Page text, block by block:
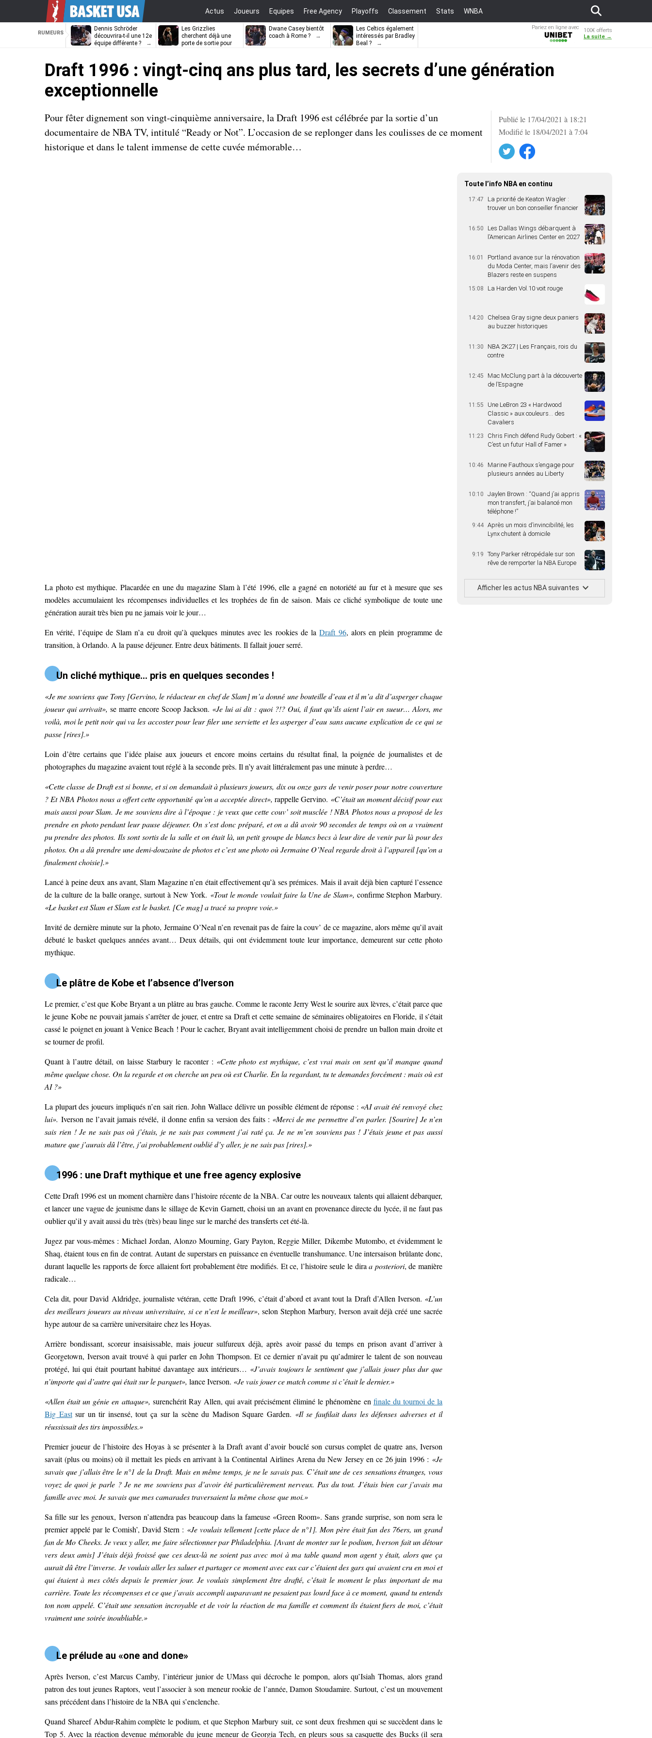
Actus Joueurs Equipes Free Agency Playoffs Classement Stats WNBA
RUMEURS
Dennis Schröder
découvrira-t-il une 12e
équipe différente ?
Les Grizzlies
cherchent déjà une
porte de sortie pour
Dwane Casey bientôt
coach à Rome ?
Les Celtics également
intéressés par Bradley
Beal ?
Pariez en ligne avec
100€ offerts
La suite →
Draft 1996 : vingt-cinq ans plus tard, les secrets d’une génération
exceptionnelle
Publié le 17/04/2021 à 18:21
Modifié le 18/04/2021 à 7:04
Facebook
Pour fêter dignement son vingt-cinquième anniversaire, la Draft 1996 est célébrée par la sortie d’un
documentaire de NBA TV, intitulé “Ready or Not”. L’occasion de se replonger dans les coulisses de ce moment
historique et dans le talent immense de cette cuvée mémorable…
La photo est mythique. Placardée en une du magazine Slam à l’été 1996, elle a gagné en notoriété au fur et à mesure que ses
modèles accumulaient les récompenses individuelles et les trophées de fin de saison. Mais ce cliché symbolique de toute une
génération aurait très bien pu ne jamais voir le jour…
En vérité, l’équipe de Slam n’a eu droit qu’à quelques minutes avec les rookies de laDraft 96, alors en plein programme de
transition, à Orlando. A la pause déjeuner. Entre deux bâtiments. Il fallait jouer serré.
Un cliché mythique… pris en quelques secondes !
«Je me souviens que Tony [Gervino, le rédacteur en chef de Slam] m’a donné une bouteille d’eau et il m’a dit d’asperger chaque
joueur qui arrivait», se marre encore Scoop Jackson. «Je lui ai dit : quoi ?!? Oui, il faut qu’ils aient l’air en sueur… Alors, me
voilà, moi le petit noir qui va les accoster pour leur filer une serviette et les asperger d’eau sans aucune explication de ce qui se
passe [rires].»
Loin d’être certains que l’idée plaise aux joueurs et encore moins certains du résultat final, la poignée de journalistes et de
photographes du magazine avaient tout réglé à la seconde près. Il n’y avait littéralement pas une minute à perdre…
«Cette classe de Draft est si bonne, et si on demandait à plusieurs joueurs, dix ou onze gars de venir poser pour notre couverture
? Et NBA Photos nous a offert cette opportunité qu’on a acceptée direct», rappelle Gervino. «C’était un moment décisif pour eux
mais aussi pour Slam. Je me souviens dire à l’époque : je veux que cette couv’ soit musclée ! NBA Photos nous a proposé de les
prendre en photo pendant leur pause déjeuner. On s’est donc préparé, et on a dû avoir 90 secondes de temps où on a vraiment
pu prendre des photos. Ils sont sortis de la salle et on était là, un petit groupe de blancs becs à leur dire de venir par là pour des
photos. On a dû prendre une demi-douzaine de photos et c’est une photo où Jermaine O’Neal regarde droit à l’appareil [qu’on a
finalement choisie].»
Lancé à peine deux ans avant, Slam Magazine n’en était effectivement qu’à ses prémices. Mais il avait déjà bien capturé l’essence
de la culture de la balle orange, surtout à New York. «Tout le monde voulait faire la Une de Slam», confirme Stephon Marbury.
«Le basket est Slam et Slam est le basket. [Ce mag] a tracé sa propre voie.»
Invité de dernière minute sur la photo, Jermaine O’Neal n’en revenait pas de faire la couv’ de ce magazine, alors même qu’il avait
débuté le basket quelques années avant… Deux détails, qui ont évidemment toute leur importance, demeurent sur cette photo
mythique.
Le plâtre de Kobe et l’absence d’Iverson
Le premier, c’est que Kobe Bryant a un plâtre au bras gauche. Comme le raconte Jerry West le sourire aux lèvres, c’était parce que
le jeune Kobe ne pouvait jamais s’arrêter de jouer, et entre sa Draft et cette semaine de séminaires obligatoires en Floride, il s’était
cassé le poignet en jouant à Venice Beach ! Pour le cacher, Bryant avait intelligemment choisi de prendre un ballon main droite et
se tourner de profil.
Quant à l’autre détail, on laisse Starbury le raconter : «Cette photo est mythique, c’est vrai mais on sent qu’il manque quand
même quelque chose. On la regarde et on cherche un peu où est Charlie. En la regardant, tu te demandes forcément : mais où est
AI ?»
La plupart des joueurs impliqués n’en sait rien. John Wallace délivre un possible élément de réponse : «AI avait été renvoyé chez
lui».Iverson ne l’avait jamais révélé, il donne enfin sa version des faits : «Merci de me permettre d’en parler. [Sourire] Je n’en
sais rien ! Je ne sais pas où j’étais, je ne sais pas comment j’ai raté ça. Je ne m’en souviens pas ! J’étais jeune et pas aussi
mature que j’aurais dû l’être, j’ai probablement oublié d’y aller, je ne sais pas [rires].»
1996 : une Draft mythique et une free agency explosive
Cette Draft 1996 est un moment charnière dans l’histoire récente de la NBA. Car outre les nouveaux talents qui allaient débarquer,
et lancer une vague de jeunisme dans le sillage de Kevin Garnett, choisi un an avant en provenance directe du lycée, il ne faut pas
oublier qu’il y avait aussi du très (très) beau linge sur le marché des transferts cet été-là.
Jugez par vous-mêmes : Michael Jordan, Alonzo Mourning, Gary Payton, Reggie Miller, Dikembe Mutombo, et évidemment le
Shaq, étaient tous en fin de contrat. Autant de superstars en puissance en éventuelle transhumance. Une intersaison brûlante donc,
durant laquelle les rapports de force allaient fort probablement être modifiés. Et ce, l’histoire seule le diraa posteriori, de manière
radicale…
Cela dit, pour David Aldridge, journaliste vétéran, cette Draft 1996, c’était d’abord et avant tout la Draft d’Allen Iverson. «L’un
des meilleurs joueurs au niveau universitaire, si ce n’est le meilleur», selon Stephon Marbury, Iverson avait déjà créé une sacrée
hype autour de sa carrière universitaire chez les Hoyas.
Arrière bondissant, scoreur insaisissable, mais joueur sulfureux déjà, après avoir passé du temps en prison avant d’arriver à
Georgetown, Iverson avait trouvé à qui parler en John Thompson. Et ce dernier n’avait pu qu’admirer le talent de son nouveau
protégé, lui qui était pourtant habitué davantage aux intérieurs… «J’avais toujours le sentiment que j’allais jouer plus dur que
n’importe qui d’autre qui était sur le parquet», lance Iverson. «Je vais jouer ce match comme si c’était le dernier.»
«Allen était un génie en attaque», surenchérit Ray Allen, qui avait précisément éliminé le phénomène en finale du tournoi de la
Big Eastsur un tir insensé, tout ça sur la scène du Madison Square Garden. «Il se faufilait dans les défenses adverses et il
réussissait des tirs impossibles.»
Premier joueur de l’histoire des Hoyas à se présenter à la Draft avant d’avoir bouclé son cursus complet de quatre ans, Iverson
savait (plus ou moins) où il mettait les pieds en arrivant à la Continental Airlines Arena du New Jersey en ce 26 juin 1996 : «Je
savais que j’allais être le n°1 de la Draft. Mais en même temps, je ne le savais pas. C’était une de ces sensations étranges, vous
voyez de quoi je parle ? Je ne me souviens pas d’avoir été particulièrement nerveux. Pas du tout. J’étais bien car j’avais ma
famille avec moi. Je savais que mes camarades traversaient la même chose que moi.»
Sa fille sur les genoux, Iverson n’attendra pas beaucoup dans la fameuse «Green Room». Sans grande surprise, son nom sera le
premier appelé par le Comish’, David Stern : «Je voulais tellement [cette place de n°1]. Mon père était fan des 76ers, un grand
fan de Mo Cheeks. Je veux y aller, me faire sélectionner par Philadelphia. [Avant de monter sur le podium, Iverson fait un détour
vers deux amis] J’étais déjà froissé que ces deux-là ne soient pas avec moi à ma table quand mon agent y était, alors que ça
aurait dû être l’inverse. Je voulais aller les saluer et partager ce moment avec eux car c’étaient des gars qui avaient cru en moi et
qui étaient à mes côtés depuis le premier jour. Je voulais simplement être drafté, c’était le moment le plus important de ma
carrière. Toute les récompenses et ce que j’avais accompli auparavant ne pesaient pas lourd face à ce moment, quand tu entends
ton nom appelé. C’était une sensation incroyable et de voir la réaction de ma famille et comment ils étaient fiers de moi, c’était
vraiment une soirée inoubliable.»
Le prélude au «one and done»
Après Iverson, c’est Marcus Camby, l’intérieur junior de UMass qui décroche le pompon, alors qu’Isiah Thomas, alors grand
patron des tout jeunes Raptors, veut l’associer à son meneur rookie de l’année, Damon Stoudamire. Surtout, c’est un mouvement
sans précédent dans l’histoire de la NBA qui s’enclenche.
Quand Shareef Abdur-Rahim complète le podium, et que Stephon Marbury suit, ce sont deux freshmen qui se succèdent dans le
Top 5. Avec la réaction devenue mémorable du jeune meneur de Georgia Tech, en pleurs sous sa casquette des Bucks (il sera
Toute l’info NBA en continu
17:47
La priorité de Keaton Wagler :
trouver un bon conseiller financier
16:50
Les Dallas Wings débarquent à
l’American Airlines Center en 2027
16:01
Portland avance sur la rénovation
du Moda Center, mais l’avenir des
Blazers reste en suspens
15:08 La Harden Vol.10 voit rouge
14:20
Chelsea Gray signe deux paniers
au buzzer historiques
11:30
NBA 2K27 | Les Français, rois du
contre
12:45
Mac McClung part à la découverte
de l’Espagne
11:55
Une LeBron 23 « Hardwood
Classic » aux couleurs… des
Cavaliers
11:23
Chris Finch défend Rudy Gobert : «
C’est un futur Hall of Famer »
10:46
Marine Fauthoux s’engage pour
plusieurs années au Liberty
10:10
Jaylen Brown : “Quand j’ai appris
mon transfert, j’ai balancé mon
téléphone !”
9:44 Après un mois d’invincibilité, les
Lynx chutent à domicile
9:19
Tony Parker rétropédale sur son
rêve de remporter la NBA Europe
Afficher les actus NBA suivantes